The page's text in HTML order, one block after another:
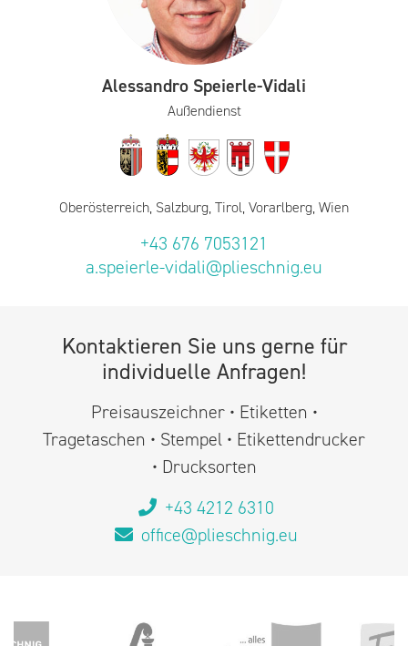
Alessandro Speierle-Vidali
Außendienst
Oberösterreich, Salzburg, Tirol, Vorarlberg, Wien
+43 676 7053121
a.speierle-vidali@plieschnig.eu
Kontaktieren Sie uns gerne für
individuelle Anfragen!
Preisauszeichner • Etiketten •
Tragetaschen • Stempel • Etikettendrucker
• Drucksorten
+43 4212 6310
office@plieschnig.eu